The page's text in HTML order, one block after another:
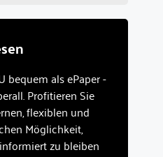
bequem als ePaper -
Profitieren Sie
flexiblen und
Möglichkeit,
zu bleiben